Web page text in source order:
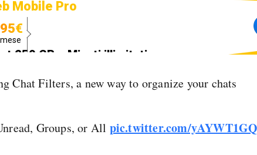
Mobile Pro
250 GB e Minuti illimitati
Chat Filters, a new way to organize your chats
Groups, or All pic.twitter.com/